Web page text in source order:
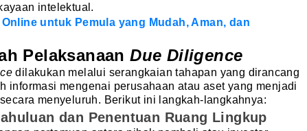
intelektual.
untuk Pemula yang Mudah, Aman, dan
PelaksanaanDue Diligence
dilakukan melalui serangkaian tahapan yang dirancang
informasi mengenai perusahaan atau aset yang menjadi
menyeluruh. Berikut ini langkah-langkahnya:
dan Penentuan Ruang Lingkup